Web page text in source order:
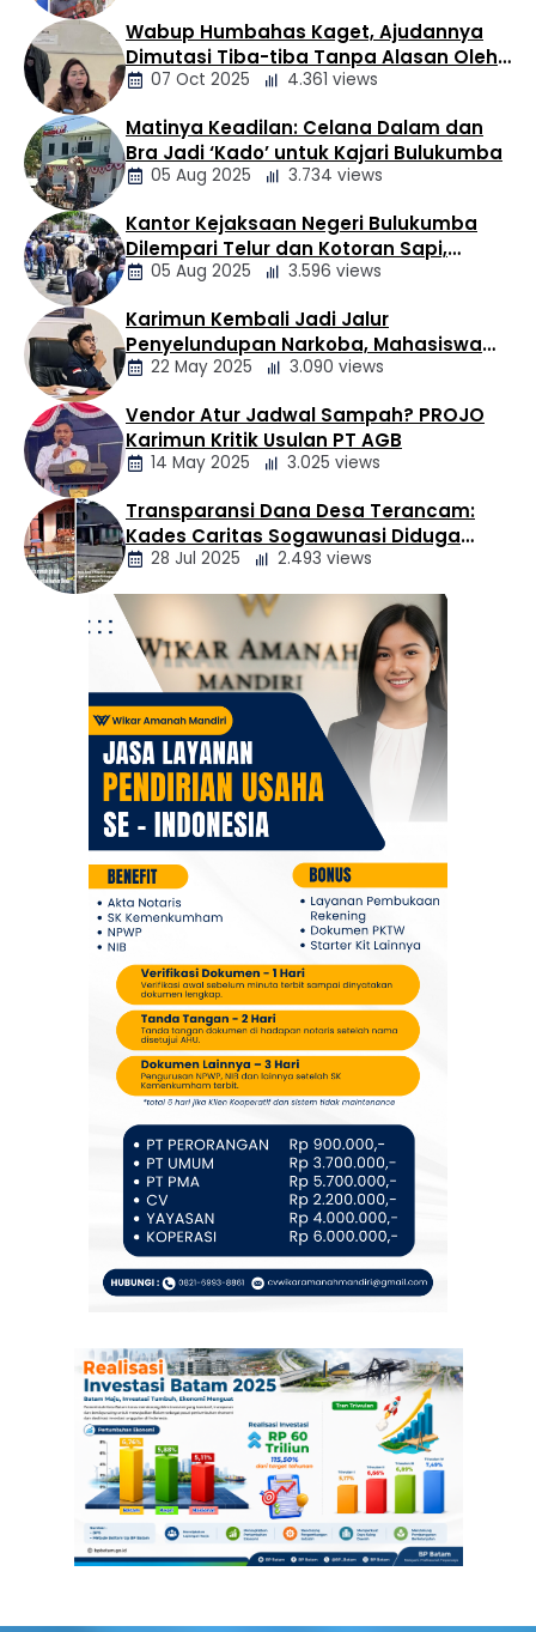
Kemerdekaan Republik Indonesia. Aksi sosial ini
melibatkan 11 personel Kodim 0206/Dairi …
Berita
Daerah
Berita
Daerah
Wabup Humbahas Kaget, Ajudannya
Dimutasi Tiba-tiba Tanpa Alasan Oleh
Bupati
07 Oct 2025 4.361 views
Berita
Daerah
Matinya Keadilan: Celana Dalam dan
Bra Jadi ‘Kado’ untuk Kajari Bulukumba
05 Aug 2025 3.734 views
Berita
Daerah
Kantor Kejaksaan Negeri Bulukumba
Dilempari Telur dan Kotoran Sapi,
Keluarga Korban Lakalantas Tuntut
05 Aug 2025 3.596 views
Berita
Daerah
Karimun Kembali Jadi Jalur
Penyelundupan Narkoba, Mahasiswa
Desak Pemkab dan Aparat Bertindak
22 May 2025 3.090 views
Berita
Daerah
Vendor Atur Jadwal Sampah? PROJO
Karimun Kritik Usulan PT AGB
14 May 2025 3.025 views
Daerah
Transparansi Dana Desa Terancam:
Kades Caritas Sogawunasi Diduga
Gelapkan Bantuan untuk Warga
28 Jul 2025 2.493 views